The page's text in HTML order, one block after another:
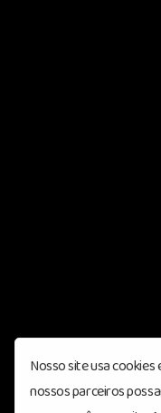
Nosso site usa
nossos parceiros